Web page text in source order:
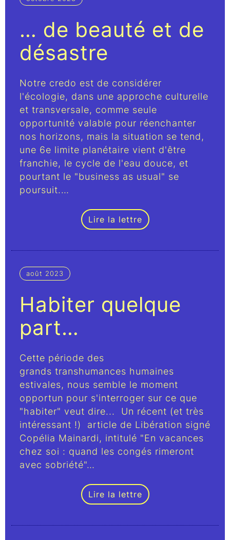
… de beauté et de
désastre
Notre credo est de considérer
l'écologie, dans une approche culturelle
et transversale, comme seule
opportunité valable pour réenchanter
nos horizons, mais la situation se tend,
une 6e limite planétaire vient d'être
franchie, le cycle de l'eau douce, et
pourtant le "business as usual" se
poursuit.…
Lire la lettre
août 2023
Habiter quelque
part…
Cette période des
grands transhumances humaines
estivales, nous semble le moment
opportun pour s'interroger sur ce que
"habiter" veut dire... Un récent (et très
intéressant !) article de Libération signé
Copélia Mainardi, intitulé "En vacances
chez soi : quand les congés rimeront
avec sobriété"…
Lire la lettre